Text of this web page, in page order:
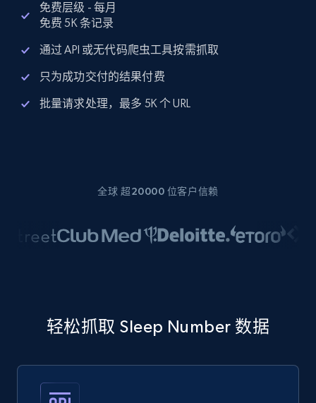
免费层级 - 每月
免费 5K 条记录
通过 API 或无代码爬虫工具按需抓取
只为成功交付的结果付费
批量请求处理，最多 5K 个 URL
全球 超20000 位客户信赖
轻松抓取 Sleep Number 数据